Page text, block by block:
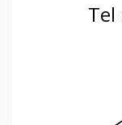
Tel